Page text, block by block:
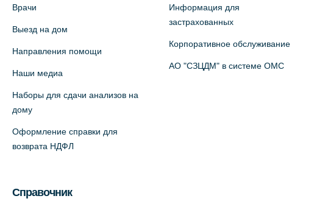
Медицинский центр на Богатырском
пр., 4 (официальный партнер)
Медицинский центр на ул. Моисеенко,
+7 (812) 660-73-69
Медицинский центр на пр.
Врачи
Выезд на дом
Направления помощи
Наши медиа
Наборы для сдачи анализов на
дому
Оформление справки для
возврата НДФЛ
Справочник
Информация для
застрахованных
Корпоративное обслуживание
АО "СЗЦДМ" в системе ОМС